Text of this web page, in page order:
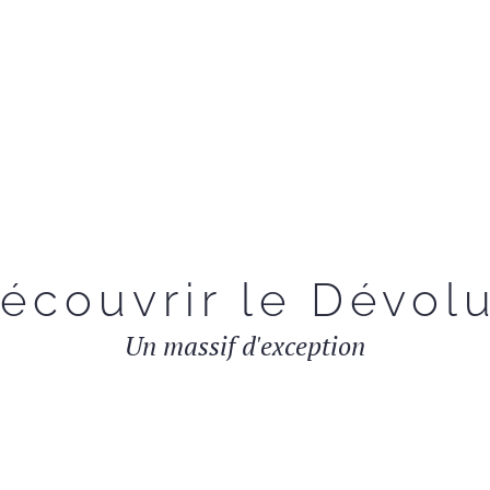
le
Un massif d'exception